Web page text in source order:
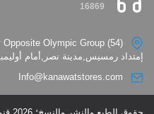
16869
إمتداد رمسيس,مدينة نصر,أمام
Info@kanawatstores.com